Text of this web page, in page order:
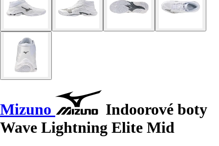
Mizuno
Indoorové boty
Wave Lightning Elite Mid